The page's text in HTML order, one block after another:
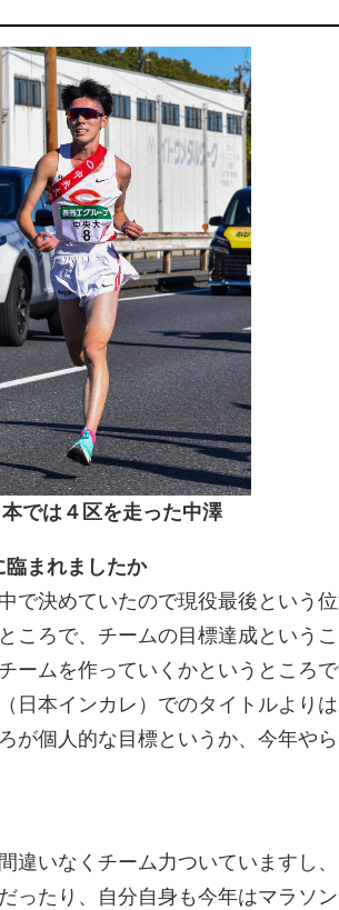
では４区を走った中澤
まれましたか
で決めていたので現役最後という
ころで、チームの目標達成という
ームを作っていくかというところ
日本インカレ）でのタイトルより
が個人的な目標というか、今年や
違いなくチーム力ついていますし
ったり、自分自身も今年はマラソ